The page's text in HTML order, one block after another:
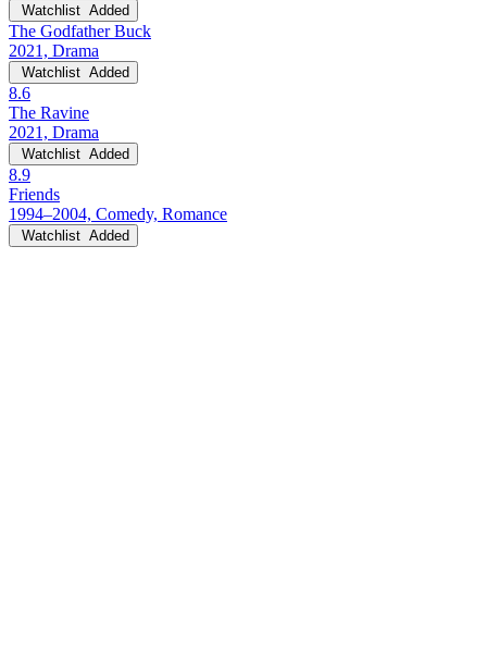
Watchlist Added
The Godfather Buck
2021, Drama
Watchlist Added
8.6
The Ravine
2021, Drama
Watchlist Added
8.9
Friends
1994–2004, Comedy, Romance
Watchlist Added